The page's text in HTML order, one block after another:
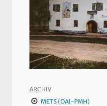
ARCHIV
METS (OAI-PMH)